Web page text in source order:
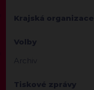
Krajská organizace
Volby
Archiv
Tiskové zprávy